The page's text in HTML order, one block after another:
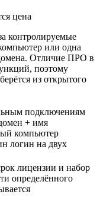
цена
контролируемые
или одна
Отличие ПРО в
поэтому
из открытого
подключениям
+ имя
компьютер
логин на двух
лицензии и набор
определённого